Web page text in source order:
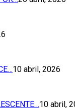
10 abril, 2026
10 abril,